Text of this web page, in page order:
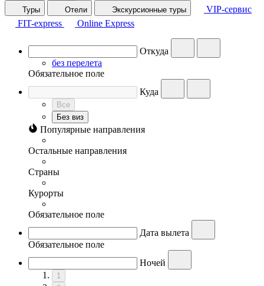
Туры
Отели Экскурсионные туры
VIP-сервис
FIT-express
Online Express
Откуда
без перелета
Обязательное поле
Куда
Все
Без виз
Популярные направления
Остальные направления
Страны
Курорты
Обязательное поле
Дата вылета
Обязательное поле
Ночей
1